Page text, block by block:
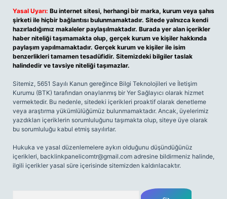
Yasal Uyarı: Bu internet sitesi, herhangi bir marka, kurum veya şahıs
şirketi ile hiçbir bağlantısı bulunmamaktadır. Sitede yalnızca kendi
hazırladığımız makaleler paylaşılmaktadır. Burada yer alan içerikler
haber niteliği taşımamakta olup, gerçek kurum ve kişiler hakkında
paylaşım yapılmamaktadır. Gerçek kurum ve kişiler ile isim
benzerlikleri tamamen tesadüfidir. Sitemizdeki bilgiler taslak
halindedir ve tavsiye niteliği taşımazlar.
Sitemiz, 5651 Sayılı Kanun gereğince Bilgi Teknolojileri ve İletişim
Kurumu (BTK) tarafından onaylanmış bir Yer Sağlayıcı olarak hizmet
vermektedir. Bu nedenle, sitedeki içerikleri proaktif olarak denetleme
veya araştırma yükümlülüğümüz bulunmamaktadır. Ancak, üyelerimiz
yazdıkları içeriklerin sorumluluğunu taşımakta olup, siteye üye olarak
bu sorumluluğu kabul etmiş sayılırlar.
Hukuka ve yasal düzenlemelere aykırı olduğunu düşündüğünüz
içerikleri, backlinkpanelicomtr@gmail.com adresine bildirmeniz halinde,
ilgili içerikler yasal süre içerisinde sitemizden kaldırılacaktır.